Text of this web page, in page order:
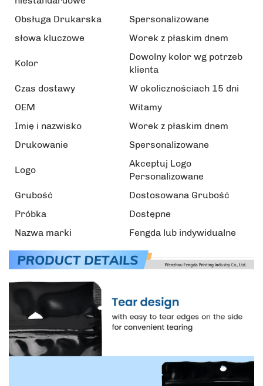
Obsługa Drukarska
Spersonalizowane
słowa kluczowe
Worek z płaskim dnem
Kolor
Dowolny kolor wg potrzeb
klienta
Czas dostawy
W okolicznościach 15 dni
OEM
Witamy
Imię i nazwisko
Worek z płaskim dnem
Drukowanie
Spersonalizowane
Logo
Akceptuj Logo
Personalizowane
Grubość
Dostosowana Grubość
Próbka
Dostępne
Nazwa marki
Fengda lub indywidualne